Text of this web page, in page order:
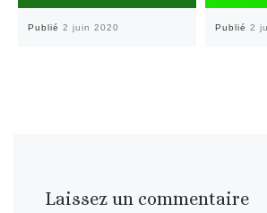
Publié 2 juin 2020 Publié 2
Laissez un commentaire